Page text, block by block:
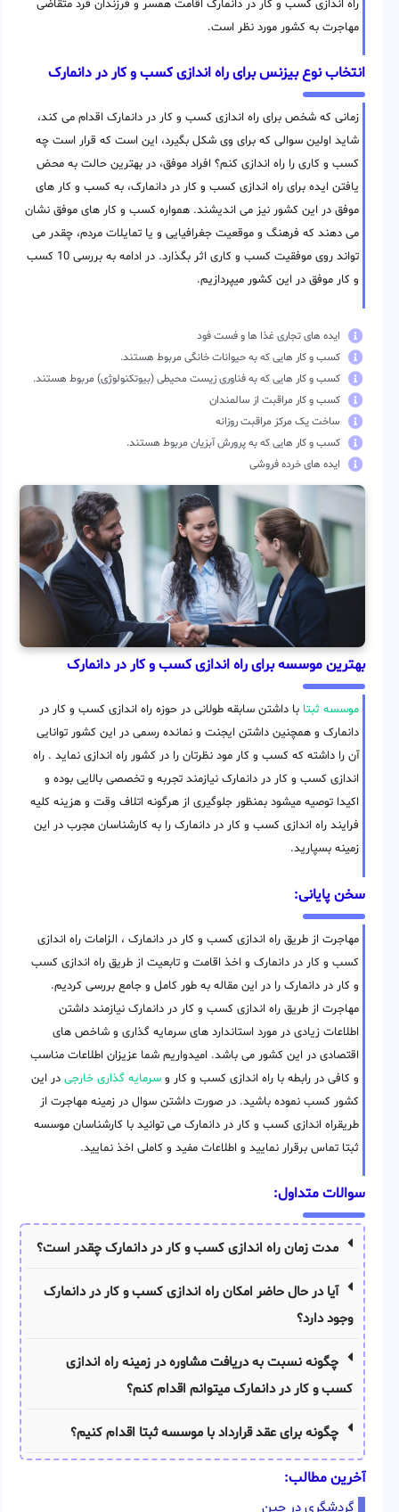
راه اندازی کسب و کار در دانمارک اقامت همسر و فرزندان فرد متقاضی
مهاجرت به کشور مورد نظر است.
انتخاب نوع بیزنس برای راه اندازی کسب و کار در دانمارک
زمانی که شخص برای راه اندازی کسب و کار در دانمارک اقدام می کند،
شاید اولین سوالی که برای وی شکل بگیرد، این است که قرار است چه
کسب و کاری را راه اندازی کنم؟ افراد موفق، در بهترین حالت به محض
یافتن ایده برای راه اندازی کسب و کار در دانمارک، به کسب و کار های
موفق در این کشور نیز می اندیشند. همواره کسب و کار های موفق نشان
می دهند که فرهنگ و موقعیت جغرافیایی و یا تمایلات مردم، چقدر می
تواند روی موفقیت کسب و کاری اثر بگذارد. در ادامه به بررسی 10 کسب
و کار موفق در این کشور میپردازیم.
ایده های تجاری غذا ها و فست فود
کسب و کار هایی که به حیوانات خانگی مربوط هستند.
کسب و کار هایی که به فناوری زیست محیطی (بیوتکنولوژی) مربوط هستند.
کسب و کار مراقبت از سالمندان
ساخت یک مرکز مراقبت روزانه
کسب و کار هایی که به پرورش آبزیان مربوط هستند.
ایده های خرده فروشی
بهترین موسسه برای راه اندازی کسب و کار در دانمارک
موسسه ثبتا با داشتن سابقه طولانی در حوزه راه اندازی کسب و کار در
دانمارک و همچنین داشتن ایجنت و نمانده رسمی در این کشور توانایی
آن را داشته که کسب و کار مود نظرتان را در کشور راه اندازی نماید . راه
اندازی کسب و کار در دانمارک نیازمند تجربه و تخصصی بالایی بوده و
اکیدا توصیه میشود بمنظور جلوگیری از هرگونه اتلاف وقت و هزینه کلیه
فرایند راه اندازی کسب و کار در دانمارک را به کارشناسان مجرب در این
زمینه بسپارید.
سخن پایانی:
مهاجرت از طریق راه اندازی کسب و کار در دانمارک ، الزامات راه اندازی
کسب و کار در دانمارک و اخذ اقامت و تابعیت از طریق راه اندازی کسب
و کار در دانمارک را در این مقاله به طور کامل و جامع بررسی کردیم.
مهاجرت از طریق راه اندازی کسب و کار در دانمارک نیازمند داشتن
اطلاعات زیادی در مورد استاندارد های سرمایه گذاری و شاخص های
اقتصادی در این کشور می باشد. امیدواریم شما عزیزان اطلاعات مناسب
و کافی در رابطه با راه اندازی کسب و کار و سرمایه گذاری خارجی در این
کشور کسب نموده باشید. در صورت داشتن سوال در زمینه مهاجرت از
طریقراه اندازی کسب و کار در دانمارک می توانید با کارشناسان موسسه
ثبتا تماس برقرار نمایید و اطلاعات مفید و کاملی اخذ نمایید.
سوالات متداول:
مدت زمان راه اندازی کسب و کار در دانمارک چقدر است؟
آیا در حال حاضر امکان راه اندازی کسب و کار در دانمارک
وجود دارد؟
چگونه نسبت به دریافت مشاوره در زمینه راه اندازی
کسب و کار در دانمارک میتوانم اقدام کنم؟
چگونه برای عقد قرارداد با موسسه ثبتا اقدام کنیم؟
آخرین مطالب:
گردشگری در چین